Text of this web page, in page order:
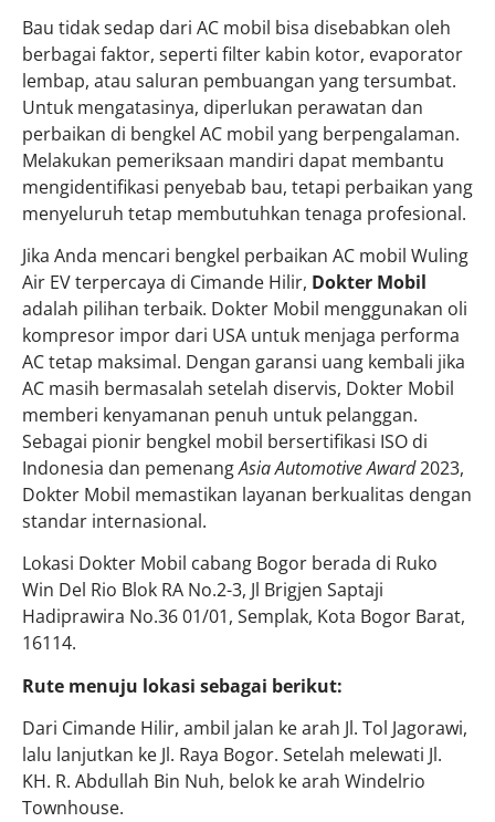
Bau tidak sedap dari AC mobil bisa disebabkan oleh
berbagai faktor, seperti filter kabin kotor, evaporator
lembap, atau saluran pembuangan yang tersumbat.
Untuk mengatasinya, diperlukan perawatan dan
perbaikan di bengkel AC mobil yang berpengalaman.
Melakukan pemeriksaan mandiri dapat membantu
mengidentifikasi penyebab bau, tetapi perbaikan yang
menyeluruh tetap membutuhkan tenaga profesional.
Jika Anda mencari bengkel perbaikan AC mobil Wuling
Air EV terpercaya di Cimande Hilir, Dokter Mobil
adalah pilihan terbaik. Dokter Mobil menggunakan oli
kompresor impor dari USA untuk menjaga performa
AC tetap maksimal. Dengan garansi uang kembali jika
AC masih bermasalah setelah diservis, Dokter Mobil
memberi kenyamanan penuh untuk pelanggan.
Sebagai pionir bengkel mobil bersertifikasi ISO di
Indonesia dan pemenangAsia Automotive Award2023,
Dokter Mobil memastikan layanan berkualitas dengan
standar internasional.
Lokasi Dokter Mobil cabang Bogor berada di Ruko
Win Del Rio Blok RA No.2-3, Jl Brigjen Saptaji
Hadiprawira No.36 01/01, Semplak, Kota Bogor Barat,
16114.
Rute menuju lokasi sebagai berikut:
Dari Cimande Hilir, ambil jalan ke arah Jl. Tol Jagorawi,
lalu lanjutkan ke Jl. Raya Bogor. Setelah melewati Jl.
KH. R. Abdullah Bin Nuh, belok ke arah Windelrio
Townhouse.